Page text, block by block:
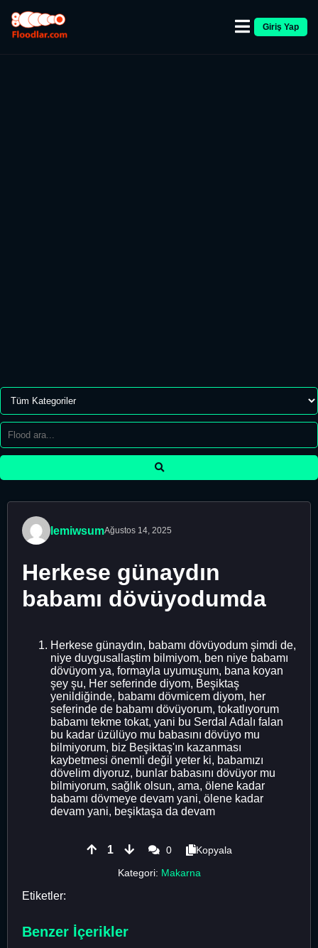
Giriş Yap
lemiwsumAğustos 14, 2025
Herkese günaydın
babamı dövüyodumda
Herkese günaydın, babamı dövüyodum şimdi de,
niye duygusallaştim bilmiyom, ben niye babamı
dövüyom ya, formayla uyumuşum, bana koyan
şey şu, Her seferinde diyom, Beşiktaş
yenildiğinde, babamı dövmicem diyom, her
seferinde de babamı dövüyorum, tokatlıyorum
babamı tekme tokat, yani bu Serdal Adalı falan
bu kadar üzülüyo mu babasını dövüyo mu
bilmiyorum, biz Beşiktaş'ın kazanması
kaybetmesi önemli değil yeter ki, babamızı
dövelim diyoruz, bunlar babasını dövüyor mu
bilmiyorum, sağlık olsun, ama, ölene kadar
babamı dövmeye devam yani, ölene kadar
devam yani, beşiktaşa da devam
1 0
Kopyala
Kategori: Makarna
Etiketler:
Benzer İçerikler